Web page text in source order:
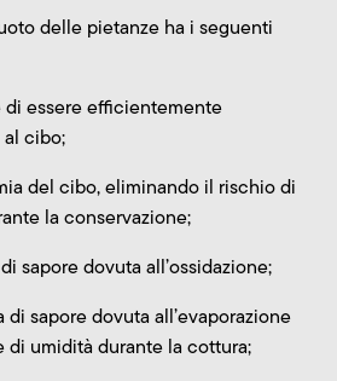
delle pietanze ha i seguenti
essere efficientemente
al cibo;
del cibo, eliminando il rischio di
la conservazione;
sapore dovuta all’ossidazione;
sapore dovuta all’evaporazione
di umidità durante la cottura;